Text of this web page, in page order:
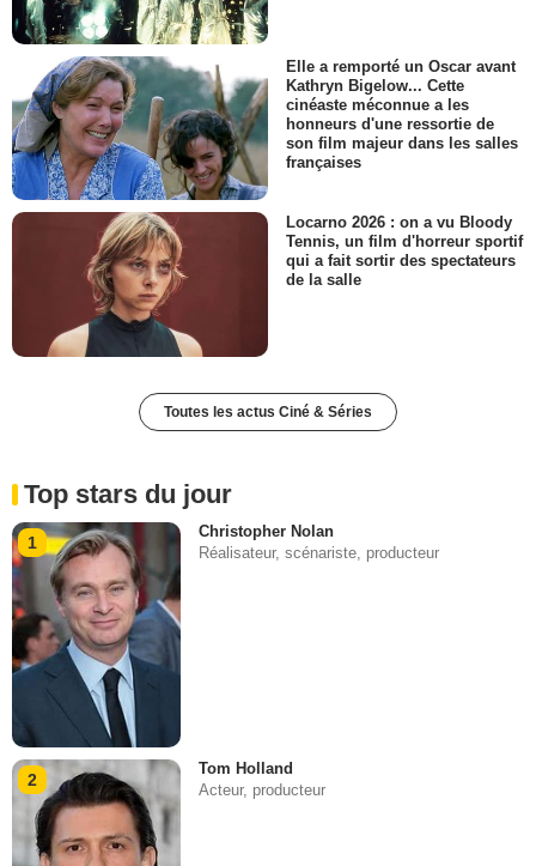
Elle a remporté un Oscar avant
Kathryn Bigelow... Cette
cinéaste méconnue a les
honneurs d'une ressortie de
son film majeur dans les salles
françaises
Locarno 2026 : on a vu Bloody
Tennis, un film d'horreur sportif
qui a fait sortir des spectateurs
de la salle
Toutes les actus Ciné & Séries
Top stars du jour
1
Christopher Nolan
Réalisateur, scénariste, producteur
2
Tom Holland
Acteur, producteur